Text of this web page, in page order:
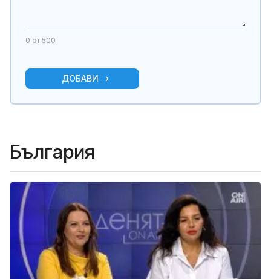
0 от 500
ДОБАВИ
България